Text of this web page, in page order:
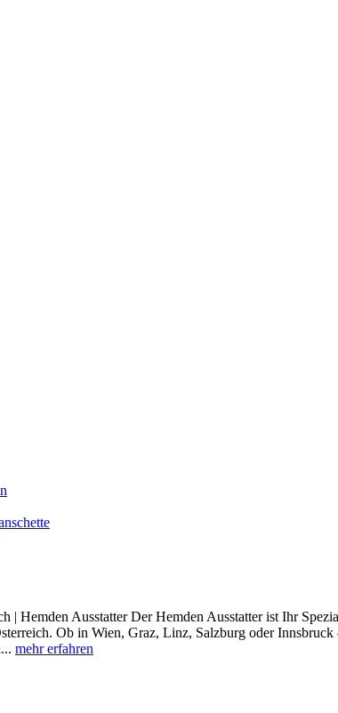
| Hemden Ausstatter Der Hemden Ausstatter ist Ihr
Ob in Wien, Graz, Linz, Salzburg oder
mehr erfahren